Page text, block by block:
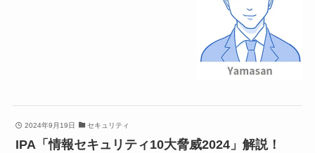
2024年9月19日 セキュリティ
IPA「情報セキュリティ10大脅威2024」解説！